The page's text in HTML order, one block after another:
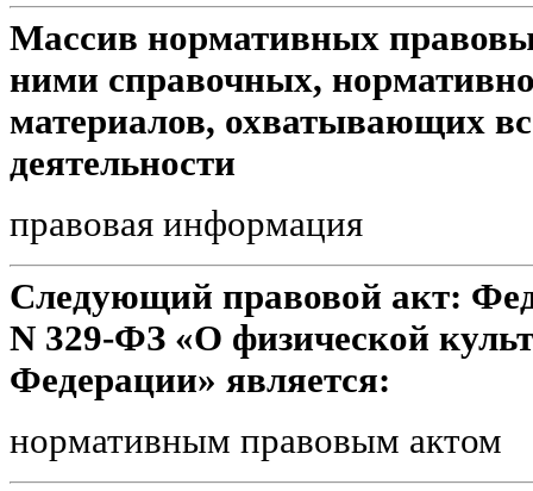
Массив нормативных
ними справочных,
материалов, охватывающих
деятельности
правовая информация
Следующий правовой акт:
N 329-ФЗ «О физической
Федерации» является:
нормативным правовым актом